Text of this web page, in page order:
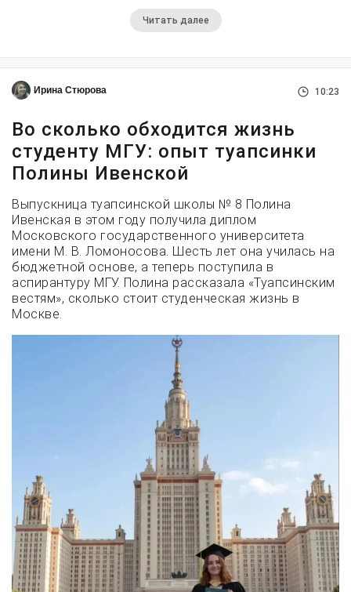
Читать далее
Ирина Стюрова 10:23
Во сколько обходится жизнь
студенту МГУ: опыт туапсинки
Полины Ивенской
Выпускница туапсинской школы № 8 Полина
Ивенская в этом году получила диплом
Московского государственного университета
имени М. В. Ломоносова. Шесть лет она училась на
бюджетной основе, а теперь поступила в
аспирантуру МГУ. Полина рассказала «Туапсинским
вестям», сколько стоит студенческая жизнь в
Москве.